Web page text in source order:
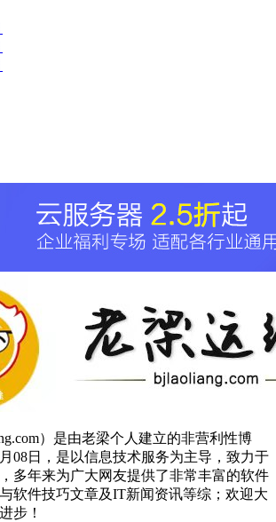
）是由老梁个人建立的非营利性博
08日，是以信息技术服务为主导，致力于
多年来为广大网友提供了非常丰富的软件
软件技巧文章及IT新闻资讯等综；欢迎大
步！